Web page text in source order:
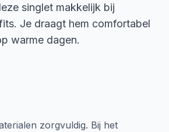
singlet makkelijk bij
Je draagt hem comfortabel
warme dagen.
zorgvuldig. Bij het